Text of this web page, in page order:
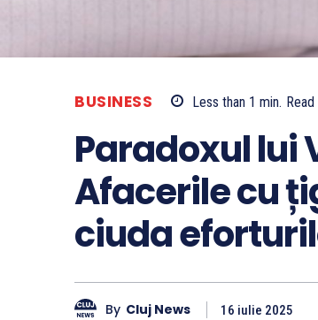
BUSINESS Less than 1 min. Read
Paradoxul lui
Afacerile cu
ciuda
By Cluj News 16 iulie 2025